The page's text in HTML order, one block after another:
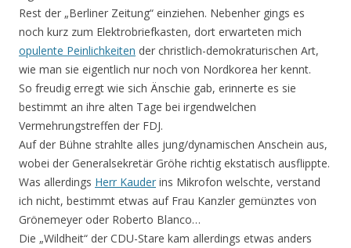
Rest der „Berliner Zeitung“ einziehen. Nebenher gings es
noch kurz zum Elektrobriefkasten, dort erwarteten mich
opulente Peinlichkeiten der christlich-demokraturischen Art,
wie man sie eigentlich nur noch von Nordkorea her kennt.
So freudig erregt wie sich Änschie gab, erinnerte es sie
bestimmt an ihre alten Tage bei irgendwelchen
Vermehrungstreffen der FDJ.
Auf der Bühne strahlte alles jung/dynamischen Anschein aus,
wobei der Generalsekretär Gröhe richtig ekstatisch ausflippte.
Was allerdings Herr Kauder ins Mikrofon welschte, verstand
ich nicht, bestimmt etwas auf Frau Kanzler gemünztes von
Grönemeyer oder Roberto Blanco…
Die „Wildheit“ der CDU-Stare kam allerdings etwas anders